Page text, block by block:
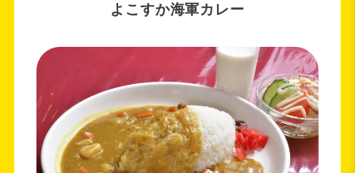
よこすか海軍カレー